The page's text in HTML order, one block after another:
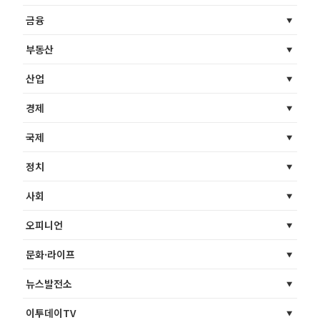
금융
부동산
산업
경제
국제
정치
사회
오피니언
문화·라이프
뉴스발전소
이투데이TV